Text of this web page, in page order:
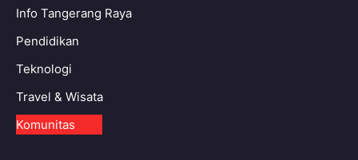
Info Tangerang Raya
Pendidikan
Teknologi
Travel & Wisata
Komunitas